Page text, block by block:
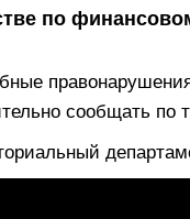
по
сообщать по